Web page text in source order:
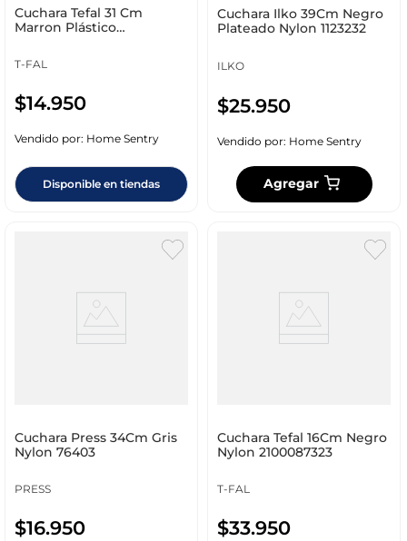
Cuchara Tefal 31 Cm
Marron Plástico
T-FAL
$14.950
Vendido por: Home Sentry
Disponible en tiendas
Cuchara Ilko 39Cm Negro
Plateado Nylon 1123232
ILKO
$25.950
Vendido por: Home Sentry
Agregar
Cuchara Press 34Cm Gris
Nylon 76403
PRESS
$16.950
Cuchara Tefal 16Cm Negro
Nylon 2100087323
T-FAL
$33.950